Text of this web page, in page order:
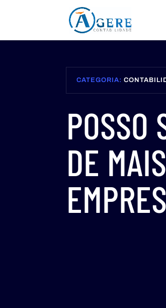
CATEGORIA:
POSSO
DE